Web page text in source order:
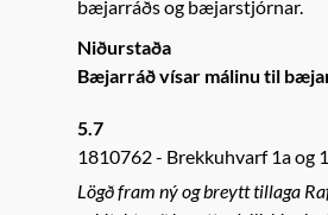
bæjarráðs og bæjarstjórnar.
Niðurstaða
Bæjarráð vísar málinu til
5.7
1810762
Brekkuhvarf 1a og
Lögð fram ný og breytt tillaga